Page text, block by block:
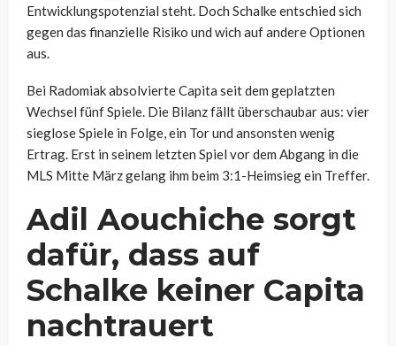
Entwicklungspotenzial steht. Doch Schalke entschied sich
gegen das finanzielle Risiko und wich auf andere Optionen
aus.
Bei Radomiak absolvierte Capita seit dem geplatzten
Wechsel fünf Spiele. Die Bilanz fällt überschaubar aus: vier
sieglose Spiele in Folge, ein Tor und ansonsten wenig
Ertrag. Erst in seinem letzten Spiel vor dem Abgang in die
MLS Mitte März gelang ihm beim 3:1-Heimsieg ein Treffer.
Adil Aouchiche sorgt
dafür, dass auf
Schalke keiner Capita
nachtrauert